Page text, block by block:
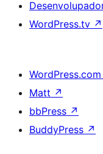
WordPress.tv ↗
WordPress.com
Matt ↗
bbPress ↗
BuddyPress ↗